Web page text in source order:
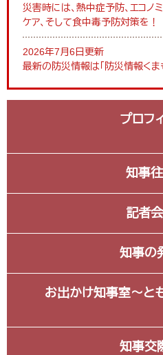
災害時には、熱中症予防、エコノ
ケア、そして食中毒予防対策を！
2026年7月6日更新
最新の防災情報は「防災情報くま
プロフ
知事
記者
知事の
お出かけ知事室～と
知事交